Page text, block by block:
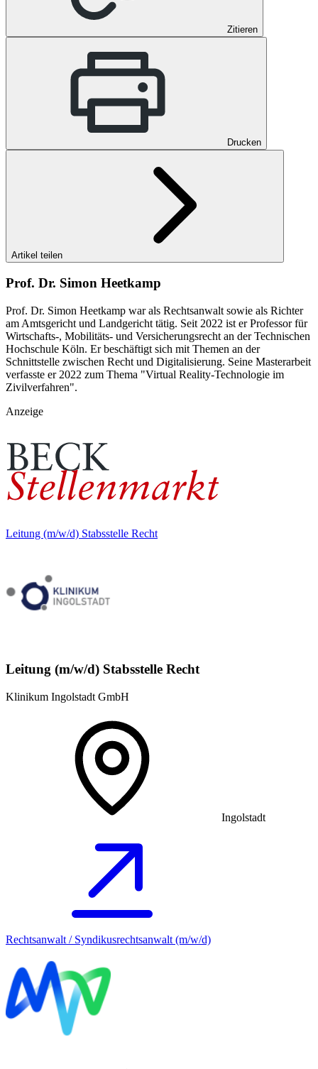
Zitieren
Drucken
Artikel teilen
Prof. Dr. Simon Heetkamp
Prof. Dr. Simon Heetkamp war als Rechtsanwalt sowie als Richter
am Amtsgericht und Landgericht tätig. Seit 2022 ist er Professor für
Wirtschafts-, Mobilitäts- und Versicherungsrecht an der Technischen
Hochschule Köln. Er beschäftigt sich mit Themen an der
Schnittstelle zwischen Recht und Digitalisierung. Seine Masterarbeit
verfasste er 2022 zum Thema "Virtual Reality-Technologie im
Zivilverfahren".
Anzeige
Leitung (m/w/d) Stabsstelle Recht
Leitung (m/w/d) Stabsstelle Recht
Klinikum Ingolstadt GmbH
Ingolstadt
Rechtsanwalt / Syndikusrechtsanwalt (m/w/d)